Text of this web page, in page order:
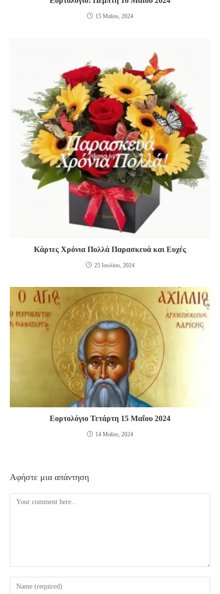
15 Μαΐου, 2024
Κάρτες Χρόνια Πολλά Παρασκευά και Ευχές
25 Ιουλίου, 2024
Εορτολόγιο Τετάρτη 15 Μαΐου 2024
14 Μαΐου, 2024
Αφήστε μια απάντηση
Comment
Enter